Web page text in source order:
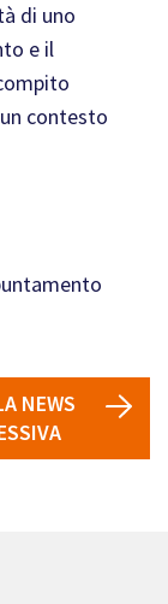
di uno
e il
contesto
NEWS